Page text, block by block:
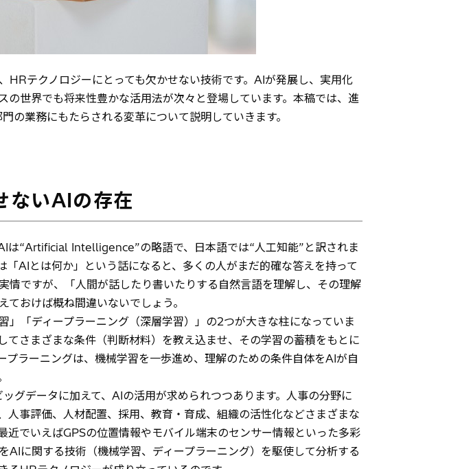
HRテクノロジーにとっても欠かせない技術です。AIが発展し、実用化
の世界でも将来性豊かな活用法が次々と登場しています。本稿では、進
の業務にもたらされる変革について説明していきます。
ないAIの存在
は“Artificial Intelligence”の略語で、日本語では“人工知能”と訳されま
「AIとは何か」という話になると、多くの人がまだ的確な答えを持って
情ですが、「人間が話したり書いたりする自然言語を理解し、その理解
おけば概ね間違いないでしょう。
」「ディープラーニング（深層学習）」の2つが大きな柱になっていま
てさまざまな条件（判断材料）を教え込ませ、その学習の蓄積をもとに
プラーニングは、機械学習を一歩進め、理解のための条件自体をAIが自
グデータに加えて、AIの活用が求められつつあります。人事の分野に
人事評価、人材配置、採用、教育・育成、組織の活性化などさまざまな
近でいえばGPSの位置情報やモバイル端末のセンサー情報といった多彩
AIに関する技術（機械学習、ディープラーニング）を駆使して分析する